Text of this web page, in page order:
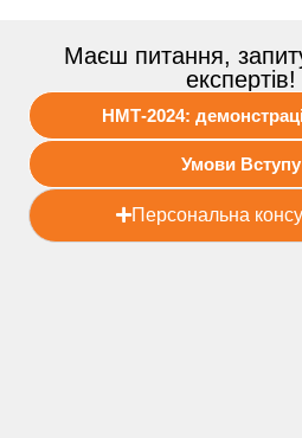
Маєш питання,
експертів!
НМТ-2024:
Умови Вступу
Персональна